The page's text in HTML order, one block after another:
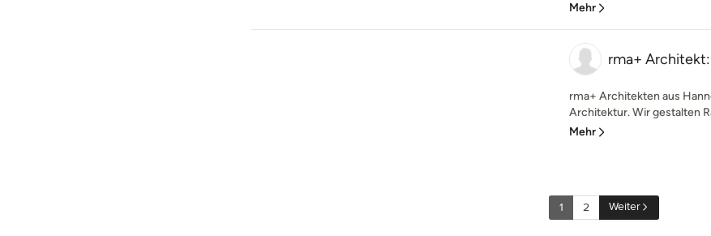
Mehr
rma+
rma+ Architekten aus
Architektur. Wir gestalten
Mehr
1 2 Weiter